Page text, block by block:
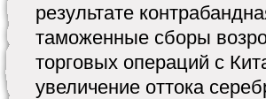
результате
таможенные сборы
торговых операций с
увеличение оттока